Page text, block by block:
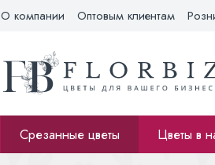
О компании Оптовым клиентам
Срезанные цветы Цветы в